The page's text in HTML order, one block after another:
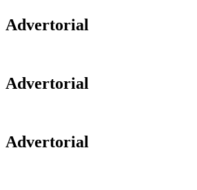
Advertorial
Advertorial
Advertorial